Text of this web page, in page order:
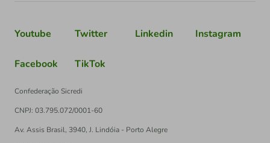
Youtube Twitter Linkedin Instagram
Facebook TikTok
Confederação Sicredi
CNPJ: 03.795.072/0001-60
Av. Assis Brasil, 3940, J. Lindóia - Porto Alegre